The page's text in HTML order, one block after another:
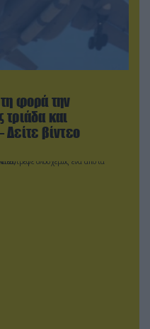
φορά την
και
βίντεο